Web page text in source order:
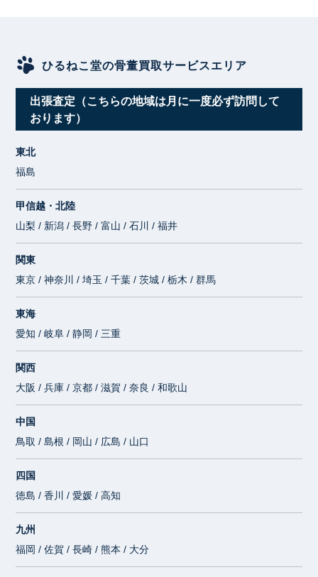
ひるねこ堂の骨董買取サービスエリア
出張査定（こちらの地域は月に一度必ず訪問して
おります）
東北
福島
甲信越・北陸
山梨 / 新潟 / 長野 / 富山 / 石川 / 福井
関東
東京 / 神奈川 / 埼玉 / 千葉 / 茨城 / 栃木 / 群馬
東海
愛知 / 岐阜 / 静岡 / 三重
関西
大阪 / 兵庫 / 京都 / 滋賀 / 奈良 / 和歌山
中国
鳥取 / 島根 / 岡山 / 広島 / 山口
四国
徳島 / 香川 / 愛媛 / 高知
九州
福岡 / 佐賀 / 長崎 / 熊本 / 大分